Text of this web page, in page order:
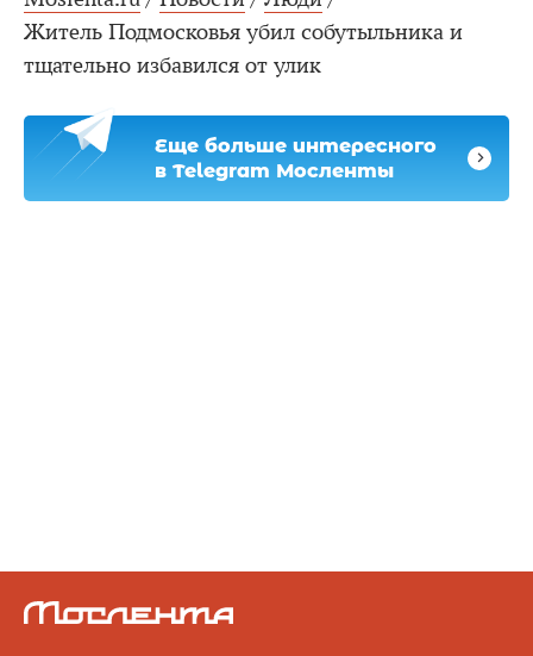
Житель Подмосковья убил собутыльника и
тщательно избавился от улик
Еще больше интересного
в Telegram Мосленты